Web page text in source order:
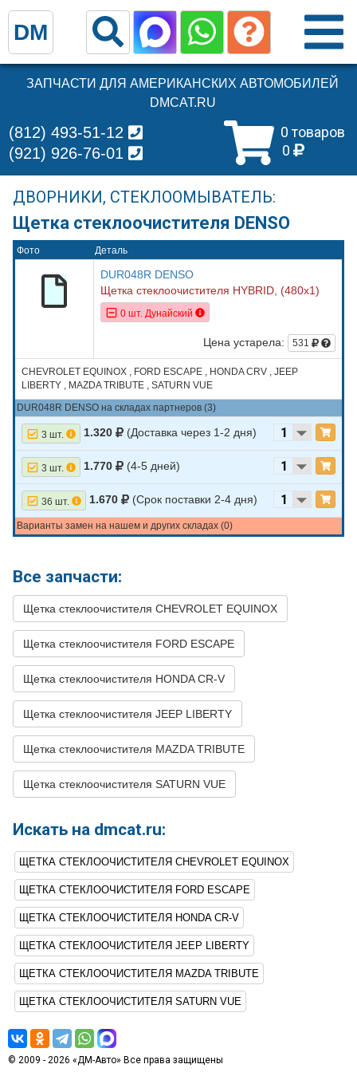
ЗАПЧАСТИ ДЛЯ АМЕРИКАНСКИХ АВТОМОБИЛЕЙ
DMCAT.RU
0 товаров
0
(812) 493-51-12
(921) 926-76-01
ДВОРНИКИ, СТЕКЛООМЫВАТЕЛЬ:
Щетка стеклоочистителя DENSO
Фото Деталь
DUR048R DENSO
Щетка стеклоочистителя HYBRID, (480x1)
0 шт. Дунайский
Цена устарела: 531
CHEVROLET EQUINOX , FORD ESCAPE , HONDA CRV , JEEP
LIBERTY , MAZDA TRIBUTE , SATURN VUE
DUR048R DENSO на складах партнеров (3)
3 шт. 1.320 (Доставка через 1-2 дня)
3 шт. 1.770 (4-5 дней)
36 шт. 1.670 (Срок поставки 2-4 дня)
Варианты замен на нашем и других складах (0)
Все запчасти:
Щетка стеклоочистителя CHEVROLET EQUINOX
Щетка стеклоочистителя FORD ESCAPE
Щетка стеклоочистителя HONDA CR-V
Щетка стеклоочистителя JEEP LIBERTY
Щетка стеклоочистителя MAZDA TRIBUTE
Щетка стеклоочистителя SATURN VUE
Искать на dmcat.ru:
ЩЕТКА СТЕКЛООЧИСТИТЕЛЯ CHEVROLET EQUINOX
ЩЕТКА СТЕКЛООЧИСТИТЕЛЯ FORD ESCAPE
ЩЕТКА СТЕКЛООЧИСТИТЕЛЯ HONDA CR-V
ЩЕТКА СТЕКЛООЧИСТИТЕЛЯ JEEP LIBERTY
ЩЕТКА СТЕКЛООЧИСТИТЕЛЯ MAZDA TRIBUTE
ЩЕТКА СТЕКЛООЧИСТИТЕЛЯ SATURN VUE
© 2009 - 2026 «ДМ-Авто» Все права защищены
DM